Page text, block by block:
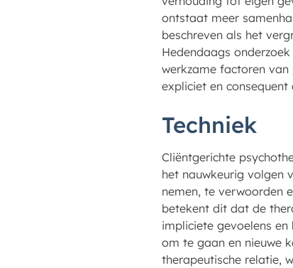
ontstaat meer
beschreven als het
Hedendaags
werkzame factoren van
expliciet en
Techniek
Cliëntgerichte
het nauwkeurig volgen
nemen, te verwoorden
betekent dit dat de
impliciete gevoelens
om te gaan en nieuwe
therapeutische relatie,